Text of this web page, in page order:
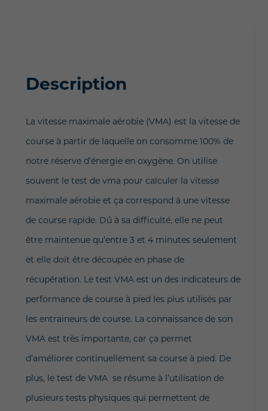
Description
La vitesse maximale aérobie (VMA) est la vitesse de
course à partir de laquelle on consomme 100% de
notre réserve d’énergie en oxygène. On utilise
souvent le test de vma pour calculer la vitesse
maximale aérobie et ça correspond à une vitesse
de course rapide. Dû à sa difficulté, elle ne peut
être maintenue qu’entre 3 et 4 minutes seulement
et elle doit être découpée en phase de
récupération. Le test VMA est un des indicateurs de
performance de course à pied les plus utilisés par
les entraineurs de course. La connaissance de son
VMA est très importante, car ça permet
d’améliorer continuellement sa course à pied. De
plus, le test de VMA se résume à l’utilisation de
plusieurs tests physiques qui permettent de